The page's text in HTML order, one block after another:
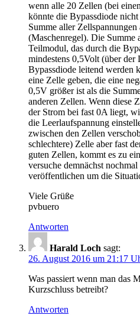
wenn alle 20 Zellen (bei
könnte die Bypassdiode
Summe aller Zellspannungen
(Maschenregel). Die Summe
Teilmodul, das durch die
mindestens 0,5Volt (über der
Bypassdiode leitend werden
eine Zelle geben, die eine
0,5V größer ist als die
anderen Zellen. Wenn diese
der Strom bei fast 0A liegt,
die Leerlaufspannung
zwischen den Zellen
schlechtere) Zelle aber fast
guten Zellen, kommt es zu
versuche demnächst
veröffentlichen um die
Viele Grüße
pvbuero
Antworten
Harald Loch sagt:
26. August 2016 um 21:17
Was passiert wenn man das
Kurzschluss betreibt?
Antworten